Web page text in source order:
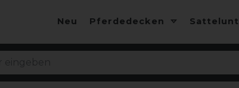
Neu Pferdedecken